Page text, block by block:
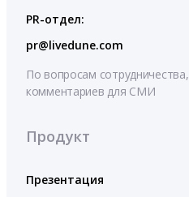
PR-отдел:
pr@livedune.com
По вопросам сотрудничества,
комментариев для СМИ
Продукт
Презентация